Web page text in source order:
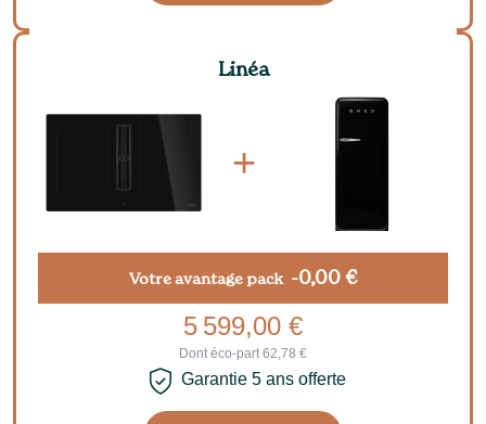
Linéa
Votre avantage pack -0,00 €
5 599,00 €
Dont éco-part 62,78 €
Garantie 5 ans offerte